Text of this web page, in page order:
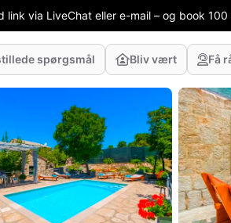
via LiveChat eller e-mail – og book
spørgsmål Bliv vært Få